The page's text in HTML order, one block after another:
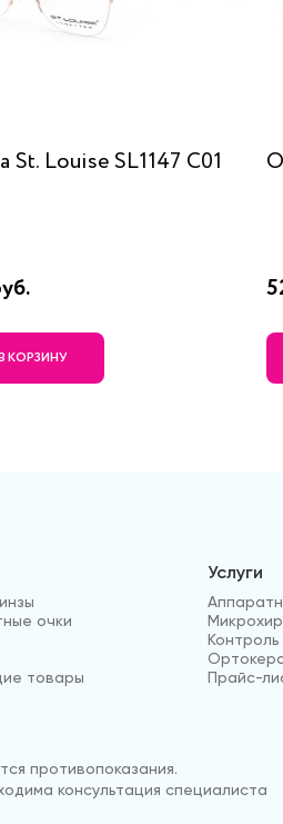
St. Louise SL1147 C01
КОРЗИНУ
очки
товары
Услуги
Прайс-
противопоказания.
консультация специалиста